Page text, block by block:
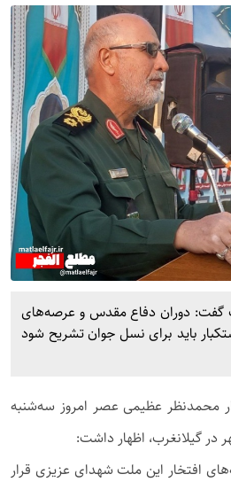
گفت: دوران دفاع مقدس و عرصه‌های
باید برای نسل جوان تشریح شود
محمدنظر عظیمی عصر امروز سه‌شنبه
افتخار این ملت شهدای عزیزی قرار